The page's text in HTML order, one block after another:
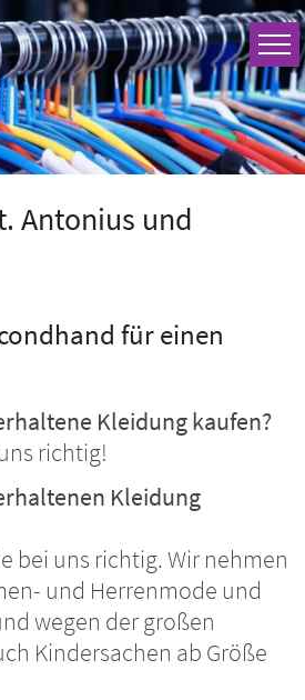
Antonius und
für einen
Kleidung kaufen?
richtig!
Kleidung
bei uns richtig. Wir nehmen
und Herrenmode und
wegen der großen
Kindersachen ab Größe